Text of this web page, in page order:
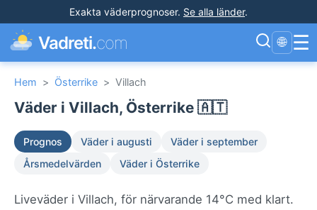
Exakta väderprognoser. Se alla länder.
Vadreti.com 🌐 ☰
Hem > Österrike > Villach
Väder i Villach, Österrike 🇦🇹
Prognos Väder i augusti
Väder i september
Årsmedelvärden
Väder i Österrike
Liveväder i Villach, för närvarande 14°C med klart.